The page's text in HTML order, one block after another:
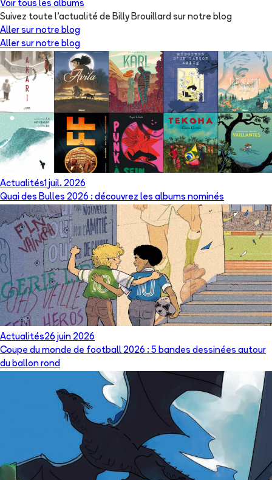
Voir tous les albums
Suivez toute l'actualité de Billy Brouillard sur notre blog
Aller sur notre blog
Aller sur notre blog
Actualités1 juil. 2026
Quai des Bulles 2026 : découvrez les albums nominés
Actualités26 juin 2026
Coupe du monde de football 2026 : 5 bandes dessinées autour
du ballon rond